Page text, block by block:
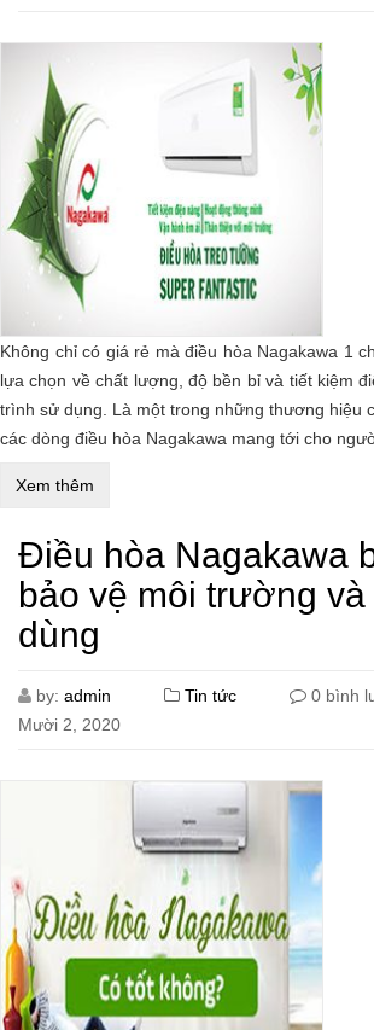
Không chỉ có giá rẻ mà điều hòa Nagakawa 1
lựa chọn về chất lượng, độ bền bỉ và tiết kiệm
trình sử dụng. Là một trong những thương hiệu
các dòng điều hòa Nagakawa mang tới cho
Xem thêm
Điều hòa Nagakawa
bảo vệ môi trường
dùng
by: admin Tin tức 0 bình
Mười 2, 2020